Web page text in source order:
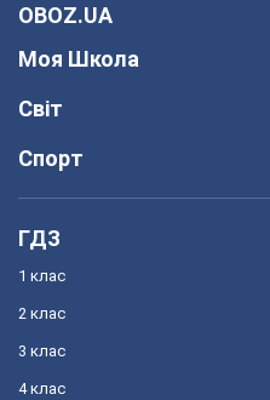
OBOZ.UA
Моя Школа
Світ
Спорт
ГДЗ
1 клас
2 клас
3 клас
4 клас